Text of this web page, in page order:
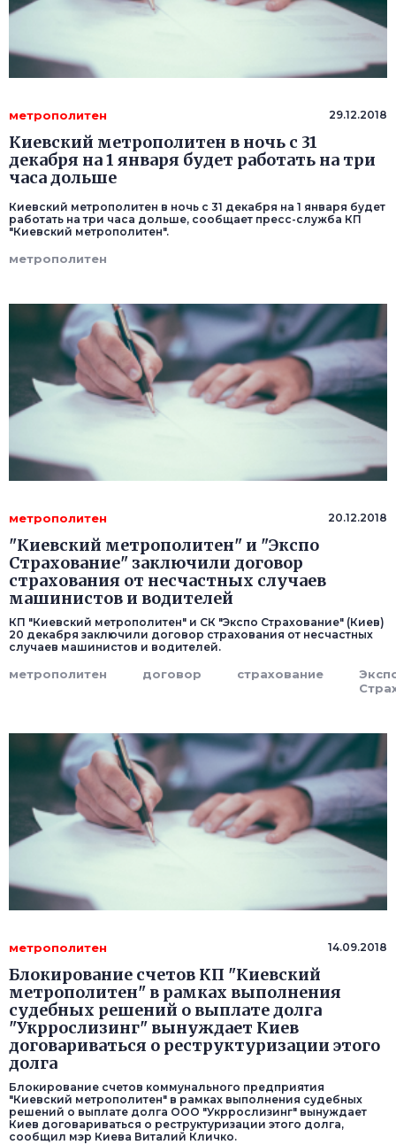
метрополитен 29.12.2018
Киевский метрополитен в ночь с 31
декабря на 1 января будет работать на три
часа дольше
Киевский метрополитен в ночь с 31 декабря на 1 января будет
работать на три часа дольше, сообщает пресс-служба КП
"Киевский метрополитен".
метрополитен
метрополитен 20.12.2018
"Киевский метрополитен" и "Экспо
Страхование" заключили договор
страхования от несчастных случаев
машинистов и водителей
КП "Киевский метрополитен" и СК "Экспо Страхование" (Киев)
20 декабря заключили договор страхования от несчастных
случаев машинистов и водителей.
метрополитен договор страхование
метрополитен 14.09.2018
Блокирование счетов КП "Киевский
метрополитен" в рамках выполнения
судебных решений о выплате долга
"Укррослизинг" вынуждает Киев
договариваться о реструктуризации этого
долга
Блокирование счетов коммунального предприятия
"Киевский метрополитен" в рамках выполнения судебных
решений о выплате долга ООО "Укррослизинг" вынуждает
Киев договариваться о реструктуризации этого долга,
сообщил мэр Киева Виталий Кличко.